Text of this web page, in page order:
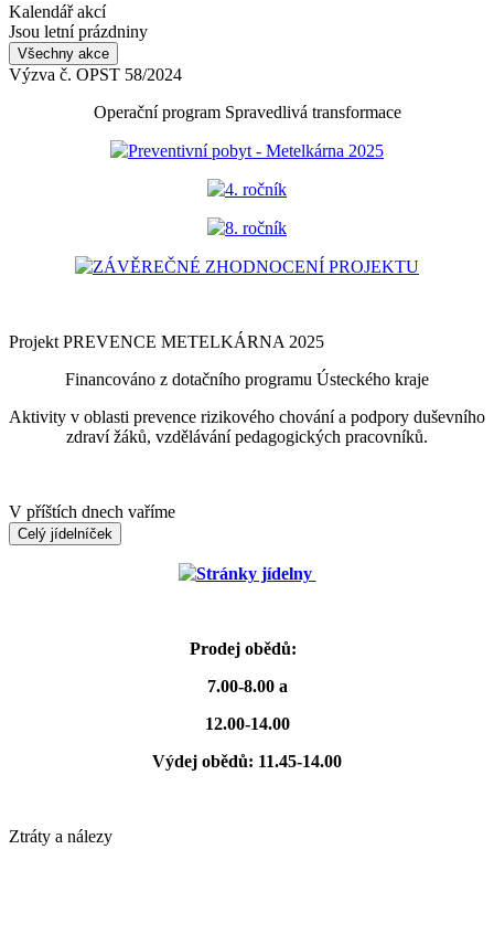
Kalendář akcí
Jsou letní prázdniny
Všechny akce
Výzva č. OPST 58/2024
Operační program Spravedlivá transformace
Preventivní pobyt - Metelkárna 2025
4. ročník
8. ročník
ZÁVĚREČNÉ ZHODNOCENÍ PROJEKTU
Projekt PREVENCE METELKÁRNA 2025
Financováno z dotačního programu Ústeckého kraje
Aktivity v oblasti prevence rizikového chování a podpory duševního
zdraví žáků, vzdělávání pedagogických pracovníků.
V příštích dnech vaříme
Celý jídelníček
Stránky jídelny
Prodej obědů:
7.00-8.00 a
12.00-14.00
Výdej obědů: 11.45-14.00
Ztráty a nálezy